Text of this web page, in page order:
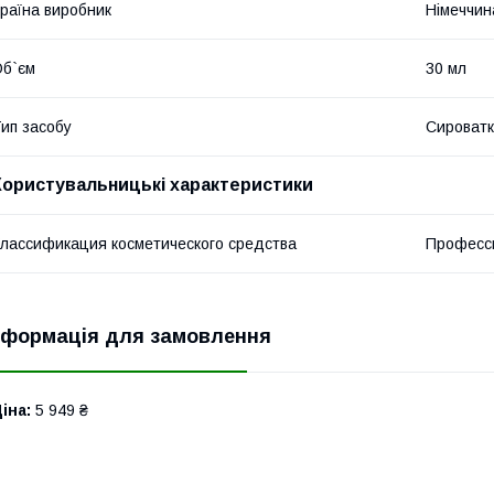
виробник
30 мл
засобу
характеристики
косметического средства
для замовлення
5 949 ₴